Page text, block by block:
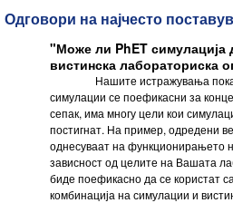
Одговори на најчесто
"Може ли PhET симулација
вистинска лабораториска
Нашите истражувања
симулации се поефикасни за
сепак, има многу цели кои
постигнат. На пример, одредени
однесуваат на функционирањето
зависност од целите на Вашата
биде поефикасно да се користат
комбинација на симулации и